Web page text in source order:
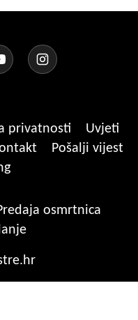
privatnosti
Uvjeti
Pošalji vijest
osmrtnica